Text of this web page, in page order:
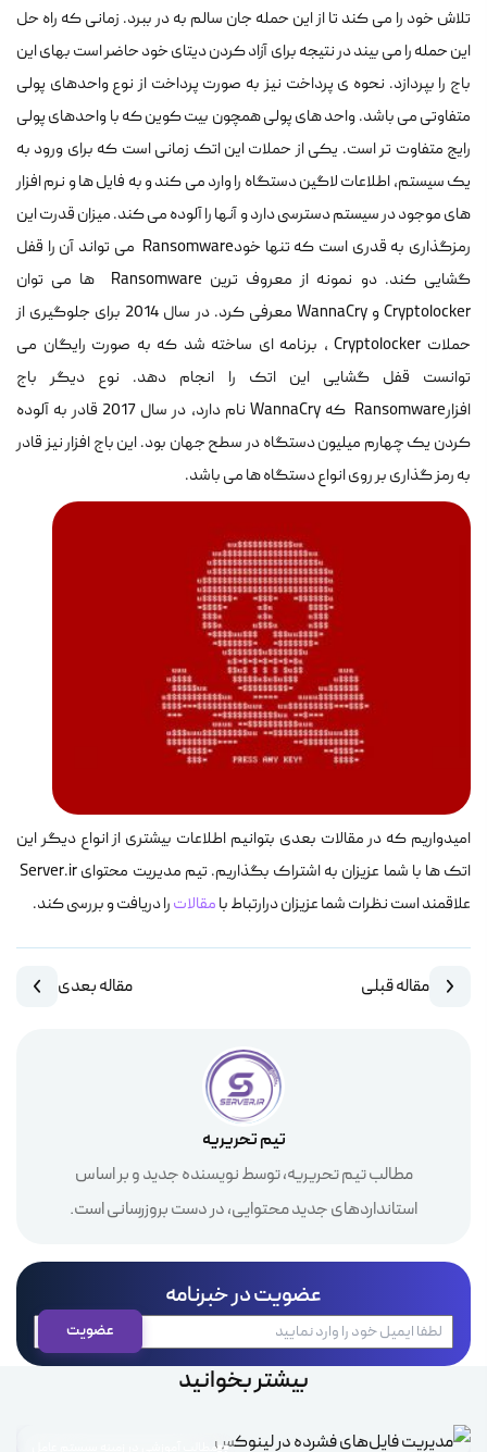
تلاش خود را می کند تا از این حمله جان سالم به در ببرد. زمانی که راه حل
این حمله را می بیند در نتیجه برای آزاد کردن دیتای خود حاضر است بهای این
باج را بپردازد. نحوه ی پرداخت نیز به صورت پرداخت از نوع واحدهای پولی
متفاوتی می باشد. واحد های پولی همچون بیت کوین که با واحدهای پولی
رایج متفاوت تر است. یکی از حملات این اتک زمانی است که برای ورود به
یک سیستم، اطلاعات لاگین دستگاه را وارد می کند و به فایل ها و نرم افزار
های موجود در سیستم دسترسی دارد و آنها را آلوده می کند. میزان قدرت این
رمزگذاری به قدری است که تنها خودRansomware می تواند آن را قفل
گشایی کند. دو نمونه از معروف ترین Ransomware ها می توان
Cryptolocker و WannaCry معرفی کرد. در سال 2014 برای جلوگیری از
حملات Cryptolocker ، برنامه ای ساخته شد که به صورت رایگان می
توانست قفل گشایی این اتک را انجام دهد. نوع دیگر باج
افزارRansomware که WannaCry نام دارد، در سال 2017 قادر به آلوده
کردن یک چهارم میلیون دستگاه در سطح جهان بود. این باج افزار نیز قادر
به رمز گذاری بر روی انواع دستگاه ها می باشد.
امیدواریم که در مقالات بعدی بتوانیم اطلاعات بیشتری از انواع دیگر این
اتک ها با شما عزیزان به اشتراک بگذاریم. تیم مدیریت محتوای Server.ir
علاقمند است نظرات شما عزیزان درارتباط بامقالاترا دریافت و بررسی کند.
مقاله قبلی مقاله بعدی
تیم تحریریه
مطالب تیم تحریریه، توسط نویسنده جدید و بر اساس
استانداردهای جدید محتوایی، در دست بروزرسانی است.
عضویت در خبرنامه
بیشتر بخوانید
مطالب آموزشی در زمینه سیستم عامل